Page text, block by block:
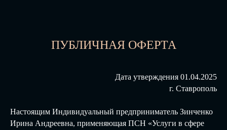
ПУБЛИЧНАЯ ОФЕРТА
Дата утверждения 01.04.2025
г. Ставрополь
Настоящим Индивидуальный предприниматель Зинченко
Ирина Андреевна, применяющая ПСН «Услуги в сфере